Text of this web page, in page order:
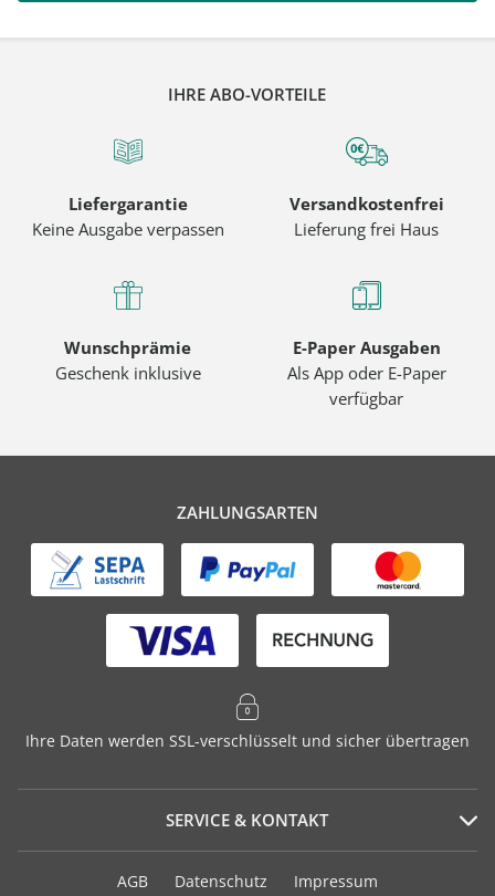
IHRE ABO-VORTEILE
Liefergarantie
Keine Ausgabe verpassen
Versandkostenfrei
Lieferung frei Haus
Wunschprämie
Geschenk inklusive
E-Paper Ausgaben
Als App oder E-Paper
verfügbar
ZAHLUNGSARTEN
Ihre Daten werden SSL-verschlüsselt und sicher übertragen
SERVICE & KONTAKT
Serviceportal
AGB Datenschutz Impressum